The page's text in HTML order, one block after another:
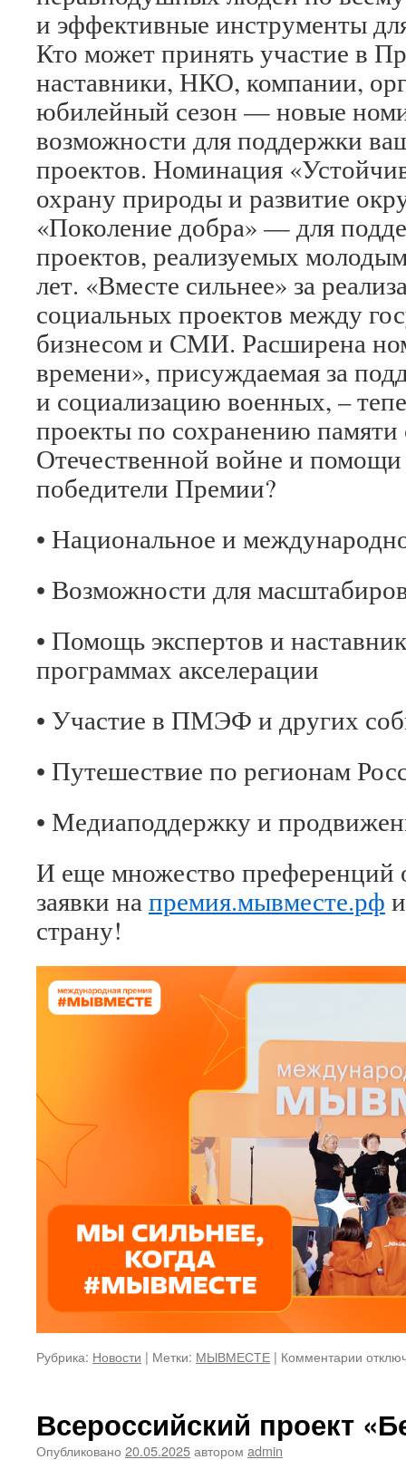
и эффективные инструменты
Кто может принять участие в
наставники, НКО, компании,
юбилейный сезон — новые
возможности для поддержки
проектов. Номинация
охрану природы и развитие
«Поколение добра» — для
проектов, реализуемых
лет. «Вместе сильнее» за
социальных проектов между
бизнесом и СМИ. Расширена
времени», присуждаемая за
и социализацию военных, –
проекты по сохранению
Отечественной войне и
победители Премии?
• Национальное и
• Возможности для
• Помощь экспертов и
программах акселерации
• Участие в ПМЭФ и других
• Путешествие по регионам
• Медиаподдержку и
И еще множество преференций
заявки напремия.мывместе.рф
страну!
Рубрика: Новости | Метки: МЫВМЕСТЕ | Комментарии к
когда
Всероссийский проект
Опубликовано 20.05.2025автором admin